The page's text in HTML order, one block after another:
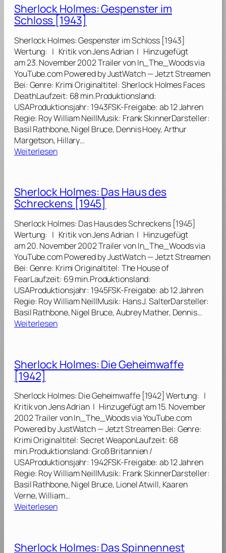
F
r
a
u
n
G
r
ü
n
[
1
9
4
A
b
n
t
e
u
e
r
d
e
s
S
h
l
o
c
k
H
o
l
m
e
s
[
1
9
Sherlock Holmes: Gespenster im
Schloss [1943]
Sherlock Holmes: Gespenster im Schloss [1943]
Wertung: | Kritik von Jens Adrian | Hinzugefügt
am 23. November 2002 Trailer von In_The_Woods via
YouTube.com Powered by JustWatch — Jetzt Streamen
Bei: Genre: Krimi Originaltitel: Sherlock Holmes Faces
DeathLaufzeit: 68 min.Produktionsland:
USAProduktionsjahr: 1943FSK-Freigabe: ab 12 Jahren
Regie: Roy William NeillMusik: Frank SkinnerDarsteller:
Basil Rathbone, Nigel Bruce, Dennis Hoey, Arthur
Margetson, Hillary…
Weiterlesen:
r
l
c
k
H
o
l
m
e
s
:
G
p
e
s
t
e
r
i
m
S
c
h
l
o
1
Sherlock Holmes: Das Haus des
Schreckens [1945]
Sherlock Holmes: Das Haus des Schreckens [1945]
Wertung: | Kritik von Jens Adrian | Hinzugefügt
am 20. November 2002 Trailer von In_The_Woods via
YouTube.com Powered by JustWatch — Jetzt Streamen
Bei: Genre: Krimi Originaltitel: The House of
FearLaufzeit: 69 min.Produktionsland:
USAProduktionsjahr: 1945FSK-Freigabe: ab 12 Jahren
Regie: Roy William NeillMusik: Hans J. SalterDarsteller:
Basil Rathbone, Nigel Bruce, Aubrey Mather, Dennis…
Weiterlesen:
r
c
k
H
o
l
m
e
s
:
D
a
a
Sherlock Holmes: Die Geheimwaffe
[1942]
Sherlock Holmes: Die Geheimwaffe [1942] Wertung: |
Kritik von Jens Adrian | Hinzugefügt am 15. November
2002 Trailer von In_The_Woods via YouTube.com
Powered by JustWatch — Jetzt Streamen Bei: Genre:
Krimi Originaltitel: Secret WeaponLaufzeit: 68
min.Produktionsland: Groß Britannien /
USAProduktionsjahr: 1942FSK-Freigabe: ab 12 Jahren
Regie: Roy William NeillMusik: Frank SkinnerDarsteller:
Basil Rathbone, Nigel Bruce, Lionel Atwill, Kaaren
Verne, William…
Weiterlesen:
r
Sherlock Holmes: Das Spinnennest